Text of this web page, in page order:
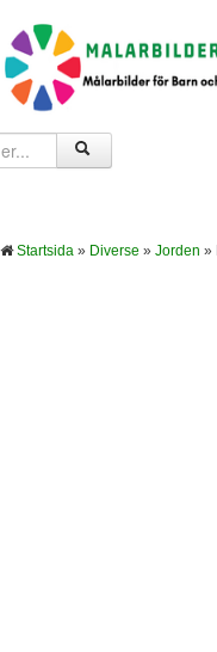
Startsida » Diverse » Jorden »